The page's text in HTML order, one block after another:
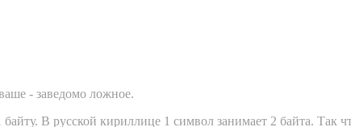
- заведомо ложное.
В русской кириллице 1 символ занимает 2 байта. Так